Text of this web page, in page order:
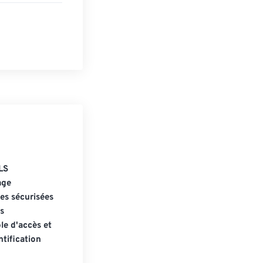
sécurisées
d'accès et